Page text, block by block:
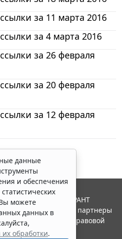
за 11 марта 2016
за 4 марта 2016
за 26 февраля
за 20 февраля
за 12 февраля
данные
и обеспечения
можете
данных в
обработки.
2026. Система ГАРАНТ
"Гарант" и ее партнеры
ассоциации правовой